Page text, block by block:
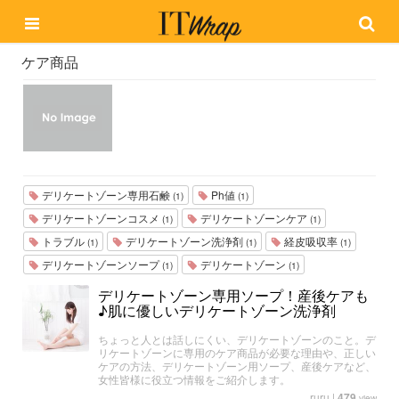
ケア商品
デリケートゾーン専用石鹸 (1) Ph値 (1)
デリケートゾーンコスメ (1) デリケートゾーンケア (1)
トラブル (1) デリケートゾーン洗浄剤 (1) 経皮吸収率 (1)
デリケートゾーンソープ(1) デリケートゾーン (1)
デリケートゾーン専用ソープ！産後ケアも
♪肌に優しいデリケートゾーン洗浄剤
ちょっと人とは話しにくい、デリケートゾーンのこと。デ
リケートゾーンに専用のケア商品が必要な理由や、正しい
ケアの方法、デリケートゾーン用ソープ、産後ケアなど、
女性皆様に役立つ情報をご紹介します。